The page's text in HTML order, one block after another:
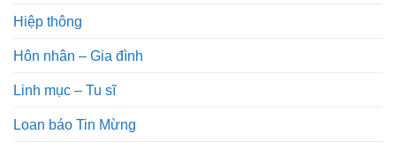
Hiệp thông
Hôn nhân – Gia đình
Linh mục – Tu sĩ
Loan báo Tin Mừng